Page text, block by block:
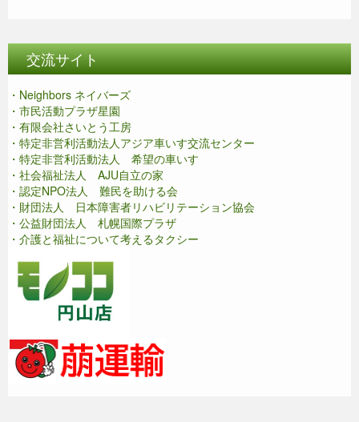
交流サイト
・Neighbors ネイバーズ
・市民活動プラザ星園
・有限会社さいとう工房
・特定非営利活動法人アジア車いす交流センター
・特定非営利活動法人 希望の車いす
・社会福祉法人 AJU自立の家
・認定NPO法人 難民を助ける会
・財団法人 日本障害者リハビリテーション協会
・公益財団法人 札幌国際プラザ
・介護と福祉について考えるタクシー